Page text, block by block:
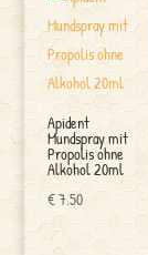
Apident
Mundspray mit
Propolis ohne
Alkohol 20ml
€7.50